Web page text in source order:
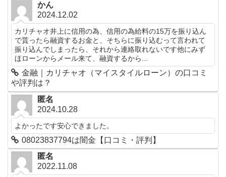
かん
2024.12.02
カリチャオ井上に信用の為、信用の為給料の15万を振り込ん
で貰ったら融資するお金と、そちらに振り込むって言われて
振り込んでしまったら、それから連絡取れないです他にみず
ほローンからメール来て、融資するから...
金融｜カリチャオ（マイスタイルローン）の口コミ
や評判は？
匿名
2024.10.28
よかったです安心できました。
08023837794は闇金【口コミ・評判】
匿名
2022.11.08